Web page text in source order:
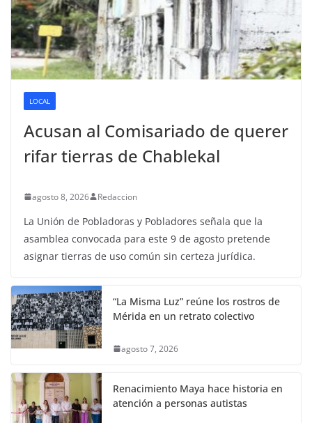
LOCAL
Acusan al Comisariado de querer
rifar tierras de Chablekal
agosto 8, 2026 Redaccion
La Unión de Pobladoras y Pobladores señala que la
asamblea convocada para este 9 de agosto pretende
asignar tierras de uso común sin certeza jurídica.
“La Misma Luz” reúne los rostros de
Mérida en un retrato colectivo
agosto 7, 2026
Renacimiento Maya hace historia en
atención a personas autistas